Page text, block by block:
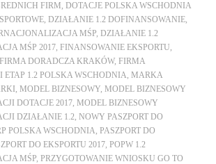
FIRM ,DOTACJE POLSKA WSCHODNIA
,DZIAŁANIE 1.2 DOFINANSOWANIE
MŚP ,DZIAŁANIE 1.2
MŚP 2017 ,FINANSOWANIE EKSPORTU
FIRMA DORADCZA KRAKÓW,FIRMA
II ETAP 1.2 POLSKA WSCHODNIA ,MARKA
,MODEL BIZNESOWY ,MODEL BIZNESOWY
DOTACJE 2017 ,MODEL BIZNESOWY
DZIAŁANIE 1.2 ,NOWY PASZPORT DO
POLSKA WSCHODNIA ,PASZPORT DO
DO EKSPORTU 2017 ,POPW 1.2
MŚP ,PRZYGOTOWANIE WNIOSKU GO TO